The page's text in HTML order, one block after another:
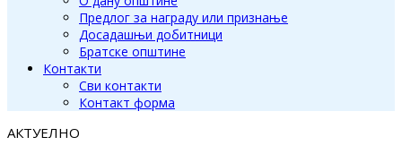
Предлог за награду или признање
Досадашњи добитници
Братске општине
Контакти
Сви контакти
Контакт форма
АКТУЕЛНО